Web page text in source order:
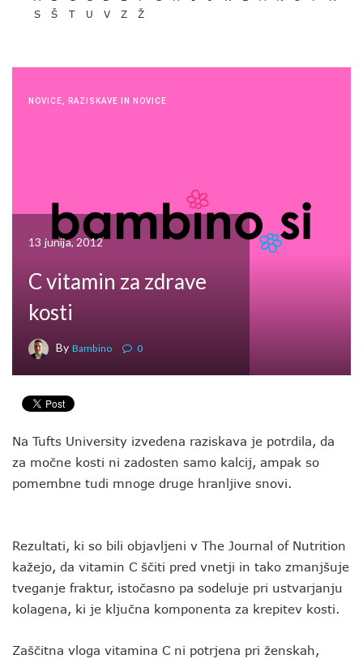
S
Š T U V Z Ž
NOVICE RAZISKAVE IN NOVICE
13 junija, 2012
C vitamin za zdrave
kosti
By Bambino 0
Na Tufts University izvedena raziskava je potrdila, da
za močne kosti ni zadosten samo kalcij, ampak so
pomembne tudi mnoge druge hranljive snovi.
Rezultati, ki so bili objavljeni v The Journal of Nutrition
kažejo, da vitamin C ščiti pred vnetji in tako zmanjšuje
tveganje fraktur, istočasno pa sodeluje pri ustvarjanju
kolagena, ki je ključna komponenta za krepitev kosti.
Zaščitna vloga vitamina C ni potrjena pri ženskah,